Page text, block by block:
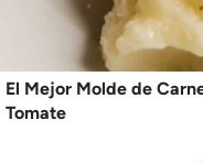
El Mejor Molde de
Tomate